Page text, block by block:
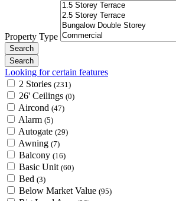
Property Type
Looking for certain features
2 Stories (231)
26' Ceilings (0)
Aircond (47)
Alarm (5)
Autogate (29)
Awning (7)
Balcony (16)
Basic Unit (60)
Bed (3)
Below Market Value (95)